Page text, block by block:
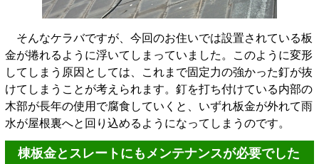
そんなケラバですが、今回のお住いでは設置されている板
金が捲れるように浮いてしまっていました。このように変形
してしまう原因としては、これまで固定力の強かった釘が抜
けてしまうことが考えられます。釘を打ち付けている内部の
木部が長年の使用で腐食していくと、いずれ板金が外れて雨
水が屋根裏へと回り込めるようになってしまうのです。
棟板金とスレートにもメンテナンスが必要でした